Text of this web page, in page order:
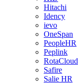
Hitachi
Idency
ievo
OneSpan
PeopleHR
Peplink
RotaCloud
Safire
Salie HR